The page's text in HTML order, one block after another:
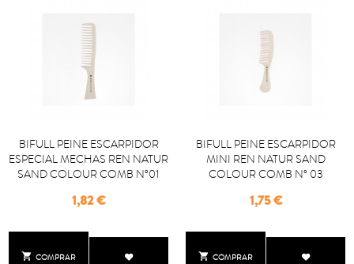
 COMPRAR
BIFULL PEINE ESCARPIDOR
ESPECIAL MECHAS REN NATUR
SAND COLOUR COMB Nº01
Precio
1,82 €
 COMPRAR
BIFULL PEINE ESCARPIDOR
MINI REN NATUR SAND
COLOUR COMB Nº 03
Precio
1,75 €